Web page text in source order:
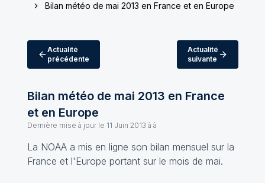
Bilan météo de mai 2013 en France et en Europe
Actualité
précédente
Actualité
suivante
Bilan météo de mai 2013 en France
et en Europe
Dernière mise à jour le 11 Juin 2013 à à
La NOAA a mis en ligne son bilan mensuel sur la
France et l'Europe portant sur le mois de mai.